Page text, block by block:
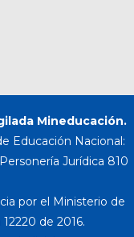
Mineducación.
Educación Nacional:
Jurídica 810
por el Ministerio de
de 2016.